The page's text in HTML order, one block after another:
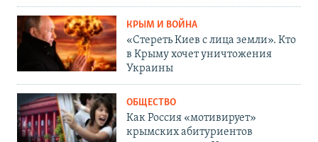
КРЫМ И ВОЙНА
«Стереть Киев с лица земли». Кто
в Крыму хочет уничтожения
Украины
ОБЩЕСТВО
Как Россия «мотивирует»
крымских абитуриентов